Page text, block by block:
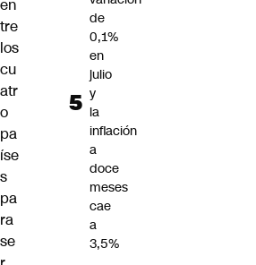
en
tre
los
cu
atr
o
pa
íse
s
pa
ra
se
de
0,1%
en
julio
y
la
inflación
a
doce
meses
cae
a
3,5%